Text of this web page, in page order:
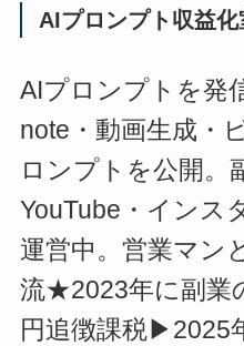
AIプロンプト収益
AIプロンプトを発
note・動画生成・
ロンプトを公開。
YouTube・インス
運営中。営業マン
流★2023年に副業
円追徴課税▶2025